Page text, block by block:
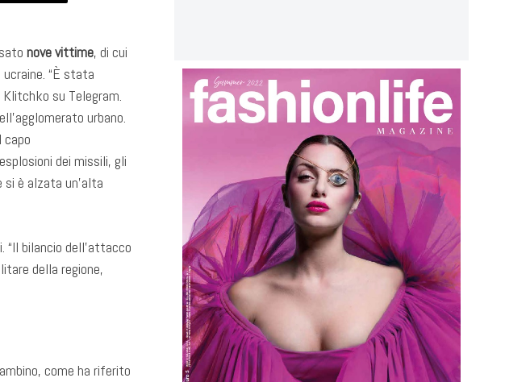
nove vittime, di cui
“È stata
su Telegram.
urbano.
capo
dei missili, gli
è alzata un’alta
“Il bilancio dell’attacco
della regione,
come ha riferito